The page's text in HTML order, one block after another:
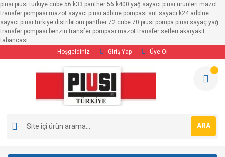
piusi piusi türkiye cube 56 k33 panther 56 k400 yağ sayacı piusi ürünleri mazot
transfer pompası mazot sayacı pıusı adblue pompası süt sayacı k24 adblue
sayacı piusi türkiye distribitörü panther 72 cube 70 piusi pompa piusi sayaç yağ
transfer pompası benzin transfer pompası mazot transfer setleri akaryakıt
tabancası
Hoşgeldiniz
Giriş Yap Üye Ol
ARA